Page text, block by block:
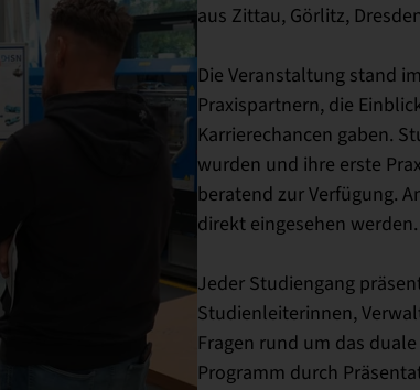
aus Zittau, Görlitz,
Die Veranstaltung stand
Praxispartnern, die
Karrierechancen gaben.
wurden und ihre erste
beratend zur Verfügung.
direkt eingesehen werden.
Jeder Studiengang
Studienleiterinnen,
Fragen rund um das
Programm durch